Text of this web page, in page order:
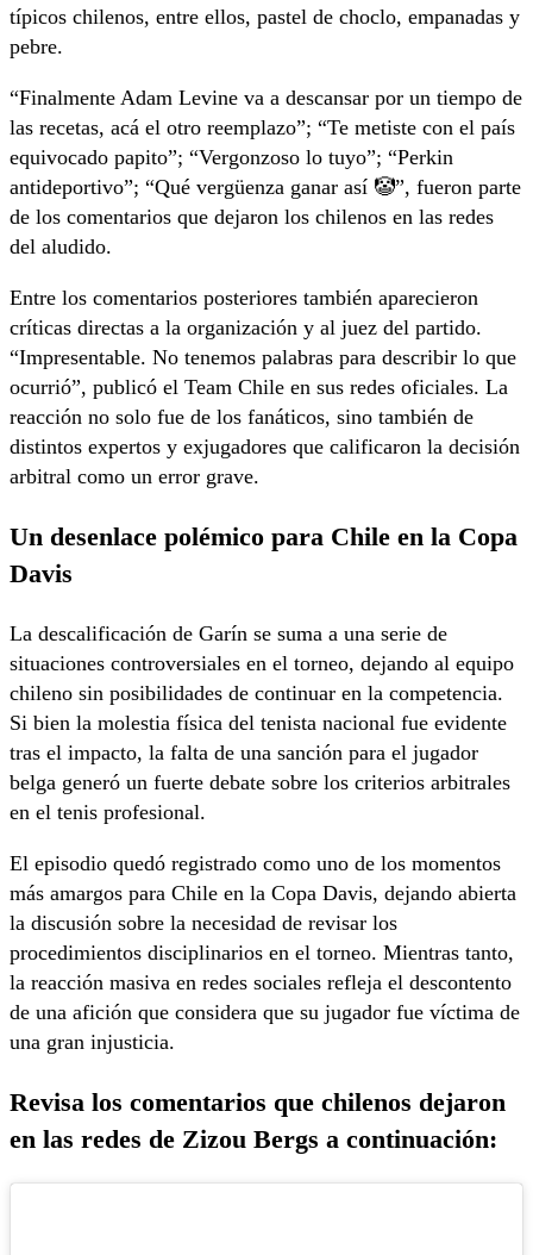
típicos chilenos, entre ellos, pastel de choclo, empanadas y
pebre.
“Finalmente Adam Levine va a descansar por un tiempo de
las recetas, acá el otro reemplazo”; “Te metiste con el país
equivocado papito”; “Vergonzoso lo tuyo”; “Perkin
antideportivo”; “Qué vergüenza ganar así 🤡”, fueron parte
de los comentarios que dejaron los chilenos en las redes
del aludido.
Entre los comentarios posteriores también aparecieron
críticas directas a la organización y al juez del partido.
“Impresentable. No tenemos palabras para describir lo que
ocurrió”, publicó el Team Chile en sus redes oficiales. La
reacción no solo fue de los fanáticos, sino también de
distintos expertos y exjugadores que calificaron la decisión
arbitral como un error grave.
Un desenlace polémico para Chile en la Copa
Davis
La descalificación de Garín se suma a una serie de
situaciones controversiales en el torneo, dejando al equipo
chileno sin posibilidades de continuar en la competencia.
Si bien la molestia física del tenista nacional fue evidente
tras el impacto, la falta de una sanción para el jugador
belga generó un fuerte debate sobre los criterios arbitrales
en el tenis profesional.
El episodio quedó registrado como uno de los momentos
más amargos para Chile en la Copa Davis, dejando abierta
la discusión sobre la necesidad de revisar los
procedimientos disciplinarios en el torneo. Mientras tanto,
la reacción masiva en redes sociales refleja el descontento
de una afición que considera que su jugador fue víctima de
una gran injusticia.
Revisa los comentarios que chilenos dejaron
en las redes de Zizou Bergs a continuación: